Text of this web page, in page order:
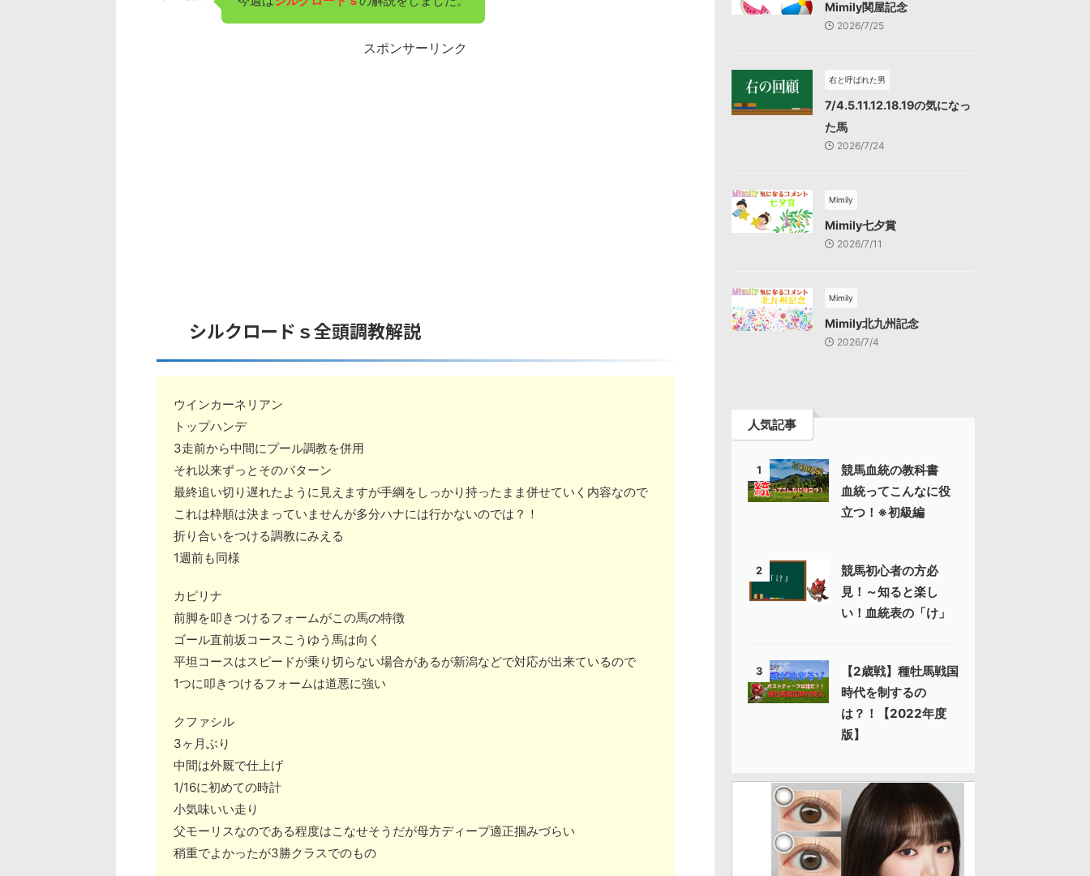
スポンサーリンク
シルクロードｓ全頭調教解説
ウインカーネリアン
トップハンデ
3走前から中間にプール調教を併用
それ以来ずっとそのパターン
最終追い切り遅れたように見えますが手綱をしっかり持ったまま併せていく内容なので
これは枠順は決まっていませんが多分ハナには行かないのでは？！
折り合いをつける調教にみえる
1週前も同様
カピリナ
前脚を叩きつけるフォームがこの馬の特徴
ゴール直前坂コースこうゆう馬は向く
平坦コースはスピードが乗り切らない場合があるが新潟などで対応が出来ているので
1つに叩きつけるフォームは道悪に強い
クファシル
3ヶ月ぶり
中間は外厩で仕上げ
1/16に初めての時計
小気味いい走り
父モーリスなのである程度はこなせそうだが母方ディープ適正掴みづらい
稍重でよかったが3勝クラスでのもの
Mimily関屋記念
2026/7/25
右と呼ばれた男
7/4.5.11.12.18.19の気になっ
た馬
2026/7/24
Mimily
Mimily七夕賞
2026/7/11
Mimily
Mimily北九州記念
2026/7/4
人気記事
1
競馬血統の教科書
血統ってこんなに役
立つ！※初級編
2
競馬初心者の方必
見！～知ると楽し
い！血統表の「け」
3
【2歳戦】種牡馬戦国
時代を制するの
は？！【2022年度
版】